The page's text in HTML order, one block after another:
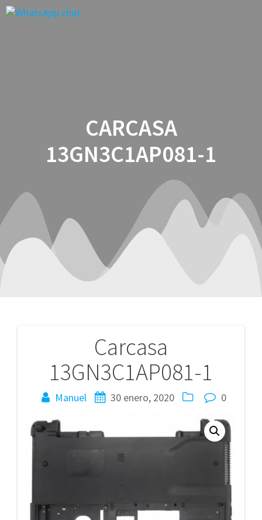
CARCASA
13GN3C1AP081-1
Carcasa
13GN3C1AP081-1
Manuel 30 enero, 2020 0
Navegación
entradas